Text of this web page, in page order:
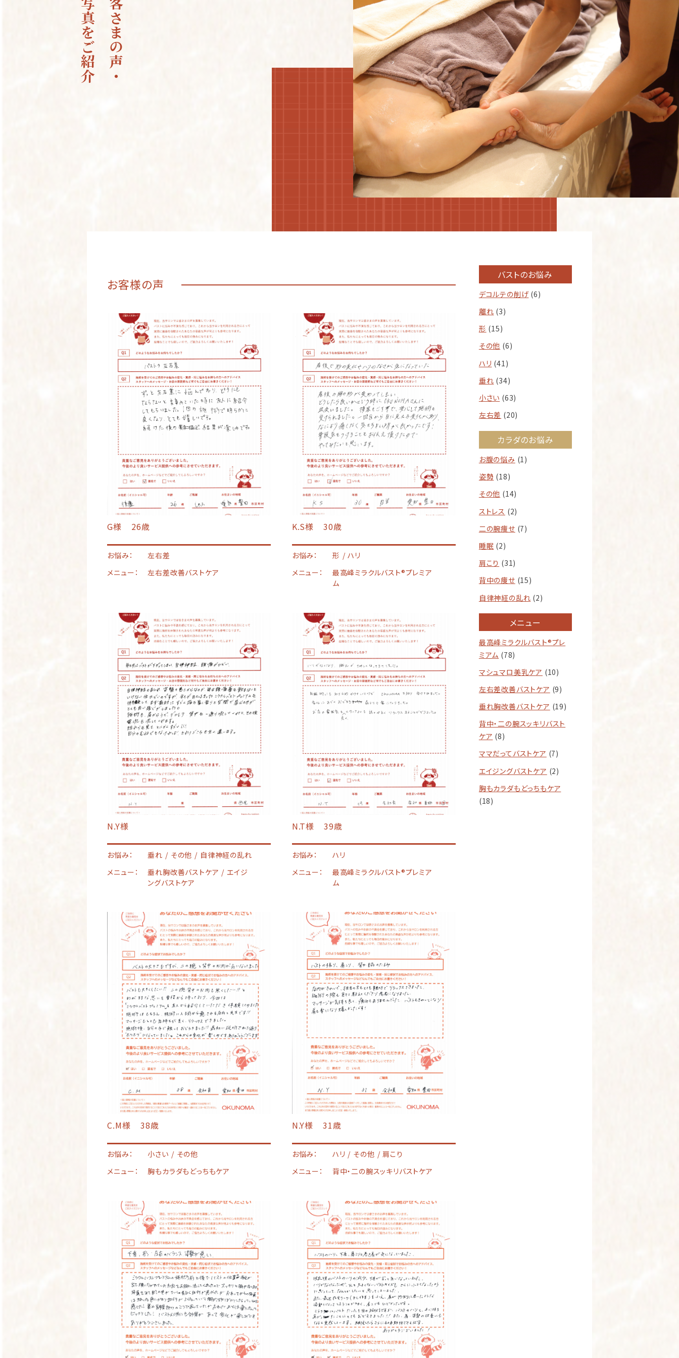
お客さまの声・
お写真をご紹介
お客様の声
G様 26歳
お悩み：
左右差
メニュー：
左右差改善バストケア
K.S様 30歳
お悩み： 形
ハリ
メニュー：
最高峰ミラクルバスト®︎プレミア
ム
N.Y様
お悩み： 垂れ その他
自律神経の乱れ
メニュー：
垂れ胸改善バストケア
エイジ
ングバストケア
N.T様 39歳
お悩み：
ハリ
メニュー：
最高峰ミラクルバスト®︎プレミア
ム
C.M様 38歳
お悩み： 小さい
その他
メニュー：
胸もカラダもどっちもケア
N.Y様 31歳
お悩み： ハリ その他
肩こり
メニュー：
背中・二の腕スッキリバストケア
バストのお悩み
デコルテの削げ(6)
離れ (3)
形 (15)
その他 (6)
ハリ (41)
垂れ (34)
小さい (63)
左右差 (20)
カラダのお悩み
お腹の悩み (1)
姿勢 (18)
その他 (14)
ストレス (2)
二の腕痩せ (7)
睡眠 (2)
肩こり (31)
背中の痩せ (15)
自律神経の乱れ (2)
メニュー
最高峰ミラクルバスト®︎プレ
ミアム (78)
マシュマロ美乳ケア (10)
左右差改善バストケア (9)
垂れ胸改善バストケア (19)
背中・二の腕スッキリバスト
ケア (8)
ママだってバストケア (7)
エイジングバストケア (2)
胸もカラダもどっちもケア
(18)